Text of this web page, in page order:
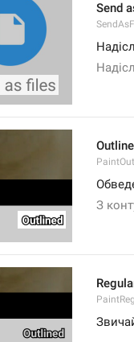
Send
З